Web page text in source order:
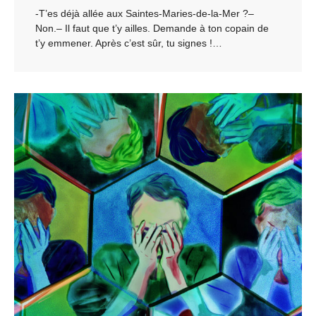
-T’es déjà allée aux Saintes-Maries-de-la-Mer ?–
Non.– Il faut que t’y ailles. Demande à ton copain de
t’y emmener. Après c’est sûr, tu signes !…